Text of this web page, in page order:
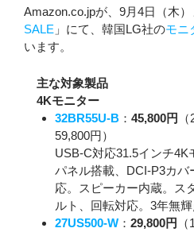
Amazon.co.jpが、9月4日（木
SALE 」にて、韓国LG社のモニ
います。
主な対象製品
4Kモニター
32BR55U-B ： 45,800円
59,800円）
USB-C対応31.5インチ4K
パネル搭載、DCI-P3カバ
応。スピーカー内蔵。ス
ルト、回転対応。3年無輝
27US500-W ： 29,800円